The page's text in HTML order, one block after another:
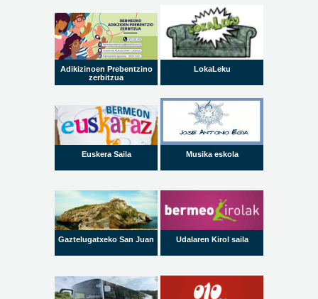
Adikizinoen Prebentzino
zerbitzua
LokaLeku
Euskera Saila Musika eskola
Gaztelugatxeko San Juan Udalaren Kirol saila